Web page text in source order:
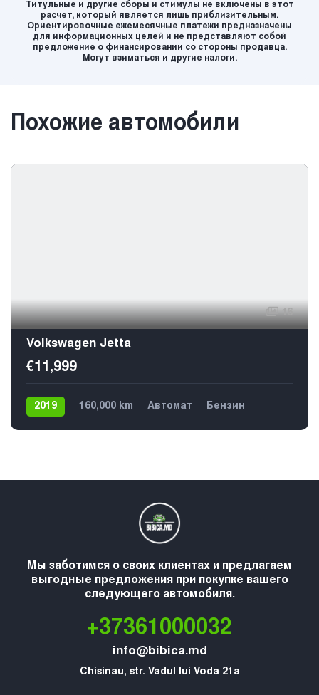
Титульные и другие сборы и стимулы не включены в этот
расчет, который является лишь приблизительным.
Ориентировочные ежемесячные платежи предназначены
для информационных целей и не представляют собой
предложение о финансировании со стороны продавца.
Могут взиматься и другие налоги.
Похожие автомобили
16
Volkswagen Jetta
€11,999
2019 160,000 km Автомат
Бензин
Мы заботимся о своих клиентах и предлагаем
выгодные предложения при покупке вашего
следующего автомобиля.
+37361000032
info@bibica.md
Chisinau, str. Vadul lui Voda 21a